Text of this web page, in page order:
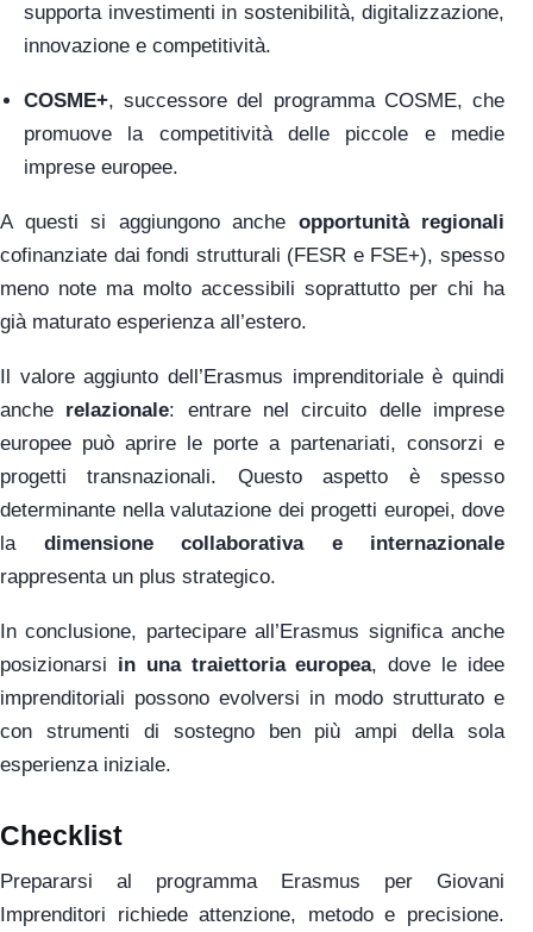
supporta investimenti in sostenibilità, digitalizzazione,
innovazione e competitività.
COSME+, successore del programma COSME, che
promuove la competitività delle piccole e medie
imprese europee.
A questi si aggiungono anche opportunità regionali
cofinanziate dai fondi strutturali (FESR e FSE+), spesso
meno note ma molto accessibili soprattutto per chi ha
già maturato esperienza all’estero.
Il valore aggiunto dell’Erasmus imprenditoriale è quindi
anche relazionale: entrare nel circuito delle imprese
europee può aprire le porte a partenariati, consorzi e
progetti transnazionali. Questo aspetto è spesso
determinante nella valutazione dei progetti europei, dove
la dimensione collaborativa e internazionale
rappresenta un plus strategico.
In conclusione, partecipare all’Erasmus significa anche
posizionarsi in una traiettoria europea, dove le idee
imprenditoriali possono evolversi in modo strutturato e
con strumenti di sostegno ben più ampi della sola
esperienza iniziale.
Checklist
Prepararsi al programma Erasmus per Giovani
Imprenditori richiede attenzione, metodo e precisione.